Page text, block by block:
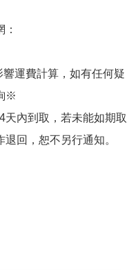
運費計算，如有任何疑
※
天內到取，若未能如期取
回，恕不另行通知。